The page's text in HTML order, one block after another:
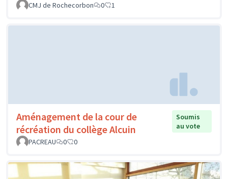
CMJ de Rochecorbon
0 1
Aménagement de la cour de
récréation du collège Alcuin
Soumis
au vote
PACREAU
0 0